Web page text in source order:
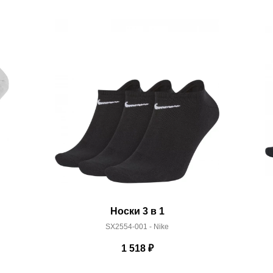
Носки 3 в 1
SX2554-001 - Nike
1 518₽